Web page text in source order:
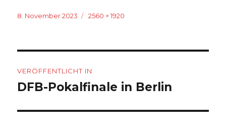
Veröffentlicht
8. November 2023 Originalgröße
2560 × 1920
VERÖFFENTLICHT IN
DFB-Pokalfinale in Berlin